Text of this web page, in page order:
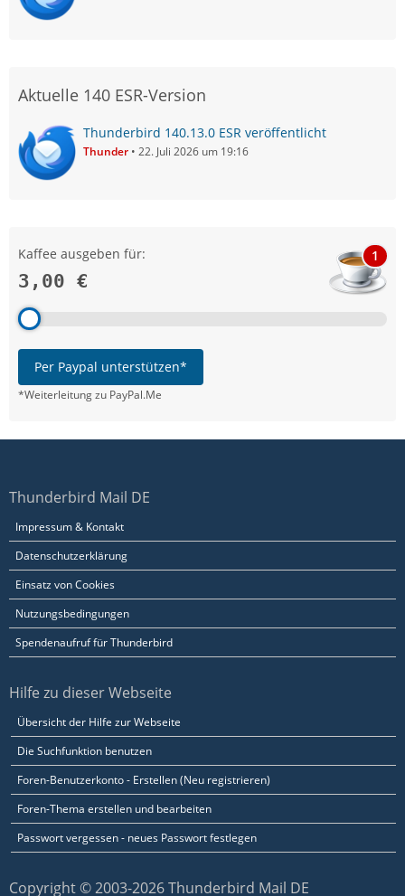
Aktuelle 140 ESR-Version
Thunderbird 140.13.0 ESR veröffentlicht
Thunder 22. Juli 2026 um 19:16
Kaffee ausgeben für:
3,00 €
1
Per Paypal unterstützen*
*Weiterleitung zu PayPal.Me
Thunderbird Mail DE
Impressum & Kontakt
Datenschutzerklärung
Einsatz von Cookies
Nutzungsbedingungen
Spendenaufruf für Thunderbird
Hilfe zu dieser Webseite
Übersicht der Hilfe zur Webseite
Die Suchfunktion benutzen
Foren-Benutzerkonto - Erstellen (Neu registrieren)
Foren-Thema erstellen und bearbeiten
Passwort vergessen - neues Passwort festlegen
Copyright © 2003-2026 Thunderbird Mail DE